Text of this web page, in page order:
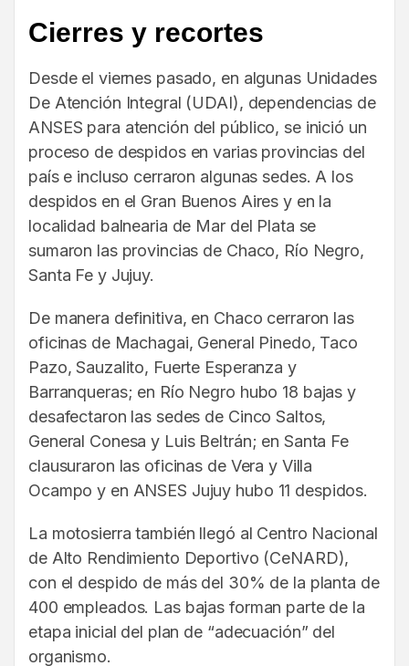
Cierres y recortes
Desde el viernes pasado, en algunas Unidades
De Atención Integral (UDAI), dependencias de
ANSES para atención del público, se inició un
proceso de despidos en varias provincias del
país e incluso cerraron algunas sedes. A los
despidos en el Gran Buenos Aires y en la
localidad balnearia de Mar del Plata se
sumaron las provincias de Chaco, Río Negro,
Santa Fe y Jujuy.
De manera definitiva, en Chaco cerraron las
oficinas de Machagai, General Pinedo, Taco
Pazo, Sauzalito, Fuerte Esperanza y
Barranqueras; en Río Negro hubo 18 bajas y
desafectaron las sedes de Cinco Saltos,
General Conesa y Luis Beltrán; en Santa Fe
clausuraron las oficinas de Vera y Villa
Ocampo y en ANSES Jujuy hubo 11 despidos.
La motosierra también llegó al Centro Nacional
de Alto Rendimiento Deportivo (CeNARD),
con el despido de más del 30% de la planta de
400 empleados. Las bajas forman parte de la
etapa inicial del plan de “adecuación” del
organismo.